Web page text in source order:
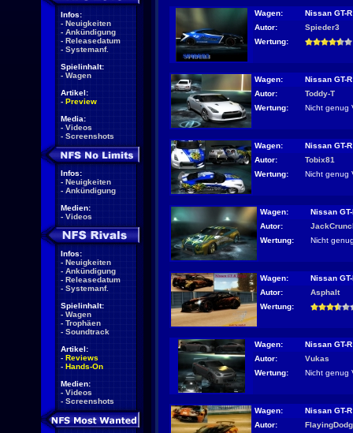
Infos:
- Neuigkeiten
- Ankündigung
- Releasedatum
- Systemanf.
Spielinhalt:
- Wagen
Artikel:
- Preview
Media:
- Videos
- Screenshots
Infos:
- Neuigkeiten
- Ankündigung
Medien:
- Videos
Infos:
- Neuigkeiten
- Ankündigung
- Releasedatum
- Systemanf.
Spielinhalt:
- Wagen
- Trophäen
- Soundtrack
Artikel:
- Reviews
- Hands-On
Medien:
- Videos
- Screenshots
Wagen:
Nissan GT-
Autor:
Spieder3
Wertung:
Wagen:
Nissan GT-
Autor:
Toddy-T
Wertung:
Nicht genug
Wagen:
Nissan GT-
Autor:
Tobix81
Wertung:
Nicht genug
Wagen:
Nissan
Autor:
Wertung:
Nicht
Wagen:
Nissan
Autor:
Asphalt
Wertung:
Wagen:
Nissan GT-
Autor:
Vukas
Wertung:
Nicht genug
Wagen:
Nissan GT-
Autor: